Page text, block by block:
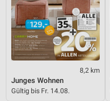
8,2 km
Junges Wohnen
Gültig bis Fr. 14.08.